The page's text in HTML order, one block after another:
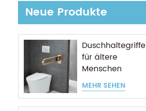
Neue Produkte
Duschhaltegriffe
für ältere
Menschen
MEHR SEHEN